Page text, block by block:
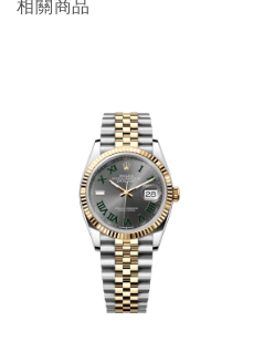
相關商品